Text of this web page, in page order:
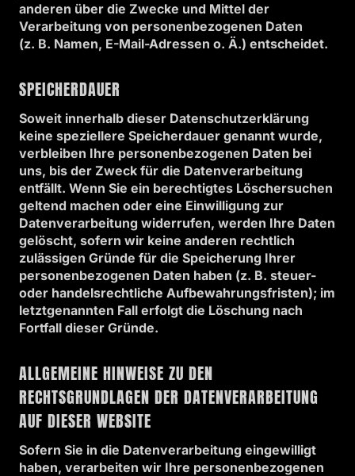
anderen über die Zwecke und Mittel der
Verarbeitung von personenbezogenen Daten
(z. B. Namen, E-Mail-Adressen o. Ä.) entscheidet.
SPEICHERDAUER
Soweit innerhalb dieser Datenschutzerklärung
keine speziellere Speicherdauer genannt wurde,
verbleiben Ihre personenbezogenen Daten bei
uns, bis der Zweck für die Datenverarbeitung
entfällt. Wenn Sie ein berechtigtes Löschersuchen
geltend machen oder eine Einwilligung zur
Datenverarbeitung widerrufen, werden Ihre Daten
gelöscht, sofern wir keine anderen rechtlich
zulässigen Gründe für die Speicherung Ihrer
personenbezogenen Daten haben (z. B. steuer-
oder handelsrechtliche Aufbewahrungsfristen); im
letztgenannten Fall erfolgt die Löschung nach
Fortfall dieser Gründe.
ALLGEMEINE HINWEISE ZU DEN
RECHTSGRUNDLAGEN DER DATENVERARBEITUNG
AUF DIESER WEBSITE
Sofern Sie in die Datenverarbeitung eingewilligt
haben, verarbeiten wir Ihre personenbezogenen